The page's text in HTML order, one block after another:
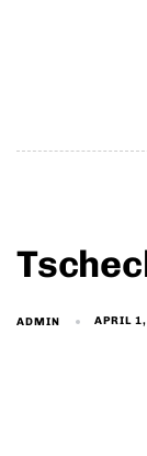
ADMIN APRIL